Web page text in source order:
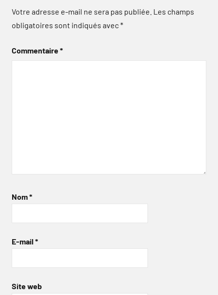
Votre adresse e-mail ne sera pas publiée. Les champs
obligatoires sont indiqués avec*
Commentaire*
Nom*
E-mail *
Site web